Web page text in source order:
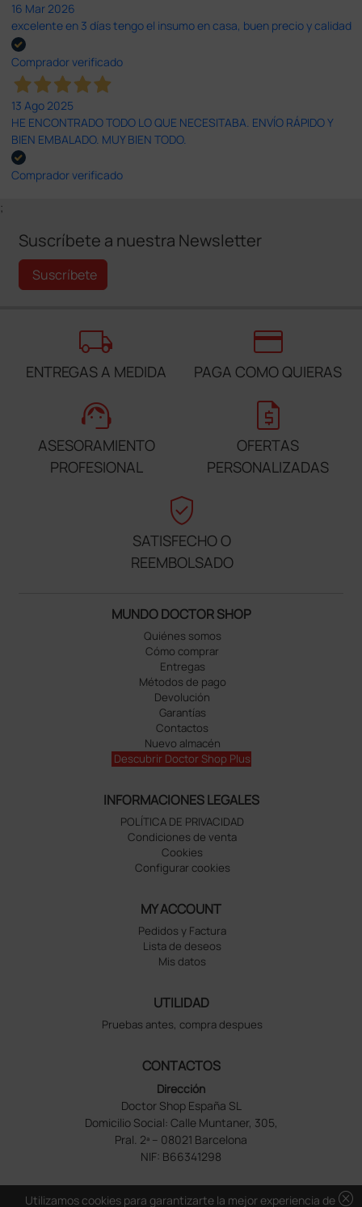
16 Mar 2026
excelente en 3 días tengo el insumo en casa, buen precio y calidad
Comprador verificado
13 Ago 2025
HE ENCONTRADO TODO LO QUE NECESITABA. ENVÍO RÁPIDO Y
BIEN EMBALADO. MUY BIEN TODO.
Comprador verificado
;
Suscríbete a nuestra Newsletter
Suscríbete
local_shipping
ENTREGAS A MEDIDA
credit_card
PAGA COMO QUIERAS
support_agent
ASESORAMIENTO
PROFESIONAL
request_quote
OFERTAS
PERSONALIZADAS
verified_user
SATISFECHO O
REEMBOLSADO
MUNDO DOCTOR SHOP
Quiénes somos
Cómo comprar
Entregas
Métodos de pago
Devolución
Garantías
Contactos
Nuevo almacén
Descubrir Doctor Shop Plus
INFORMACIONES LEGALES
POLÍTICA DE PRIVACIDAD
Condiciones de venta
Cookies
Configurar cookies
MY ACCOUNT
Pedidos y Factura
Lista de deseos
Mis datos
UTILIDAD
Pruebas antes, compra despues
CONTACTOS
Dirección
Doctor Shop España SL
Domicilio Social: Calle Muntaner, 305,
Pral. 2ª – 08021 Barcelona
NIF: B66341298
cancel
Utilizamos cookies para garantizarte la mejor experiencia de